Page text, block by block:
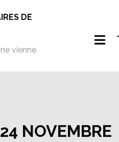
DE
vienne
NOVEMBRE